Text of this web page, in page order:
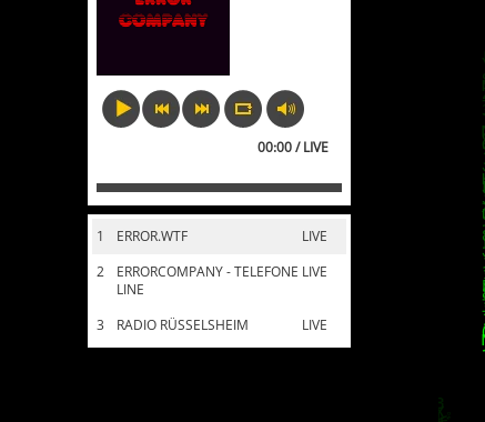
00:00 / LIVE
1 LIVE
ERROR.WTF
2
LIVE
ERRORCOMPANY - TELEFONE
LINE
3
LIVE
RADIO RÜSSELSHEIM